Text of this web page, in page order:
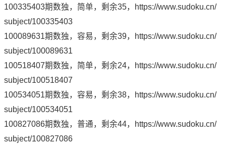
100335403期数独，简单，剩余35，
https://www.sudoku.cn/
subject/100335403
100089631期数独，容易，剩余39，
https://www.sudoku.cn/
subject/100089631
100518407期数独，简单，剩余24，
https://www.sudoku.cn/
subject/100518407
100534051期数独，容易，剩余38，
https://www.sudoku.cn/
subject/100534051
100827086期数独，普通，剩余44，
https://www.sudoku.cn/
subject/100827086